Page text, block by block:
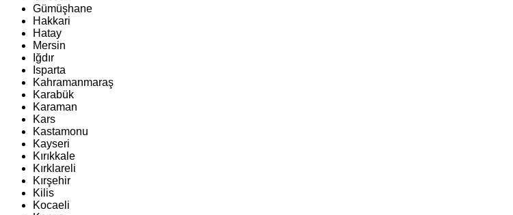
Gümüşhane
Hakkari
Hatay
Mersin
Iğdır
Isparta
Kahramanmaraş
Karabük
Karaman
Kars
Kastamonu
Kayseri
Kırıkkale
Kırklareli
Kırşehir
Kilis
Kocaeli